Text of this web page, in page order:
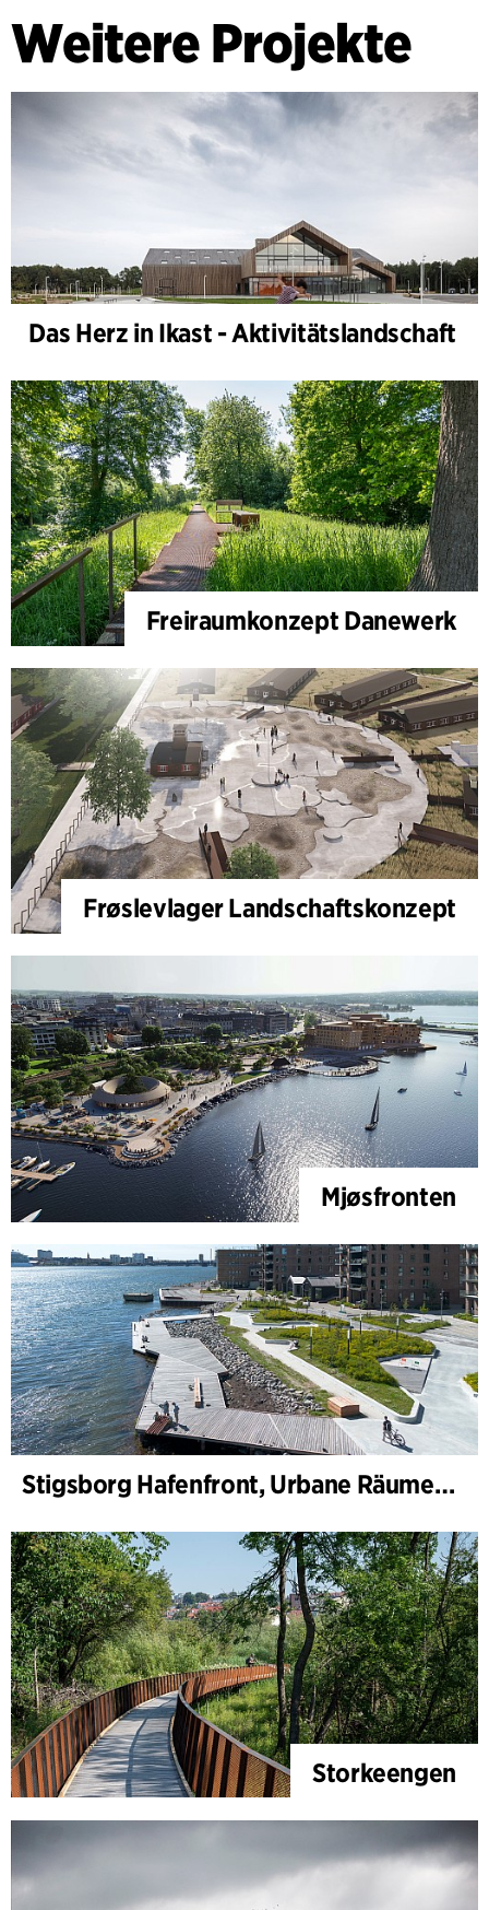
Weitere Projekte
Das Herz in Ikast - Aktivitätslandschaft
Freiraumkonzept Danewerk
Frøslevlager Landschaftskonzept
Mjøsfronten
Stigsborg Hafenfront, Urbane Räume und Landschaft
Storkeengen